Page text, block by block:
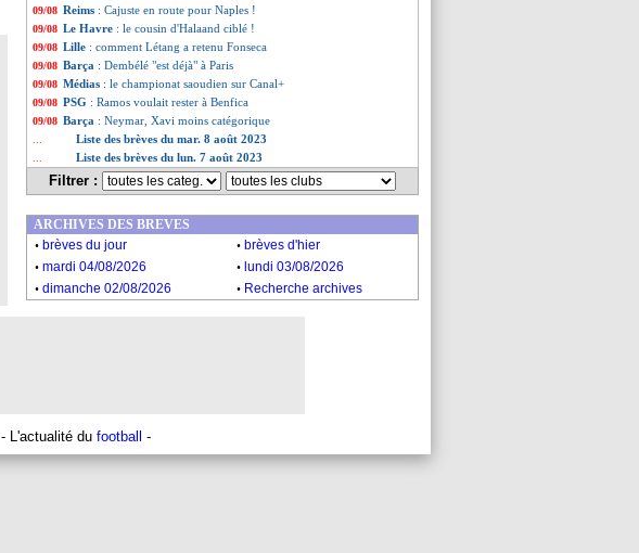
09/08 Reims : Cajuste en route pour Naples !
09/08 Le Havre : le cousin d'Halaand ciblé !
09/08 Lille : comment Létang a retenu Fonseca
09/08 Barça : Dembélé "est déjà" à Paris
09/08 Médias : le championat saoudien sur Canal+
09/08 PSG : Ramos voulait rester à Benfica
09/08 Barça : Neymar, Xavi moins catégorique
Liste des brèves du mar. 8 août 2023
Liste des brèves du lun. 7 août 2023
Filtrer :
ARCHIVES DES BREVES
. brèves du jour . brèves d'hier
. mardi 04/08/2026 . lundi 03/08/2026
. dimanche 02/08/2026 . Recherche archives
- L'actualité du football -